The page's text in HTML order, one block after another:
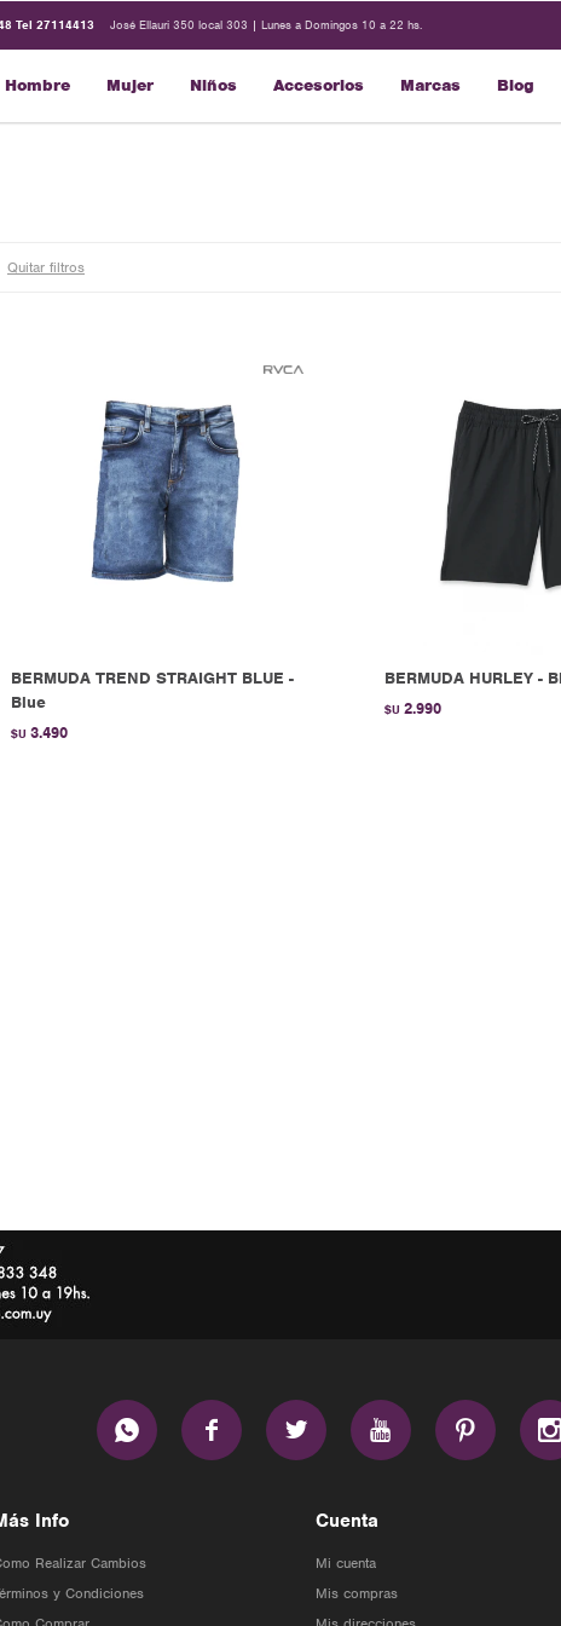
Hombre Mujer Niños Accesorios Marcas Blog
Tel 27114413 José Ellauri 350 local 303 | Lunes a Domingos 10 a 22 hs.
Quitar filtros
BERMUDA TREND STRAIGHT BLUE -
Blue
$U 3.490
BERMUDA HURLEY -
$U 2.990
     
Info
Realizar Cambios
y Condiciones
Cuenta
Mi cuenta
Mis compras